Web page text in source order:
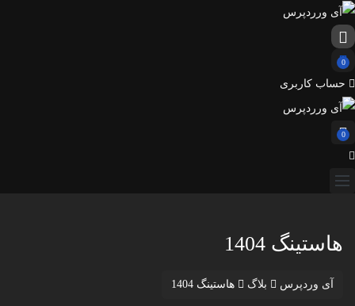
0
حساب کاربری
0
هاستینگ 1404
آی وردپرس بلاگ هاستینگ 1404